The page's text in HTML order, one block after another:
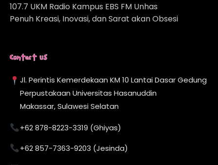
107.7 UKM Radio Kampus EBS FM Unhas
Penuh Kreasi, Inovasi, dan Sarat akan Obsesi
Contact Us
Jl. Perintis Kemerdekaan KM 10 Lantai Dasar Gedung
Perpustakaan Universitas Hasanuddin
Makassar, Sulawesi Selatan
+62 878-8223-3319 (Ghiyas)
+62 857-7363-9203 (Jesinda)